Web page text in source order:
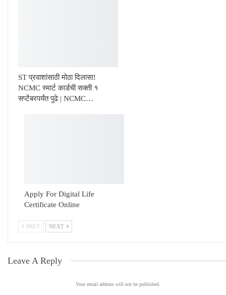
ST प्रवाशांसाठी मोठा दिलासा!
NCMC स्मार्ट कार्डची सक्ती १
सप्टेंबरपर्यंत पुढे | NCMC…
Apply For Digital Life
Certificate Online
PREV NEXT
Leave A Reply
Your email address will not be published.